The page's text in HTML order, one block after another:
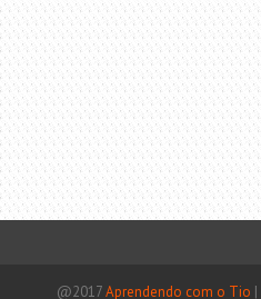
@2017Aprendendo com o Tio |